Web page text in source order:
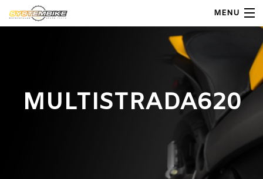
MENU
Shop Moto
MULTISTRADA620